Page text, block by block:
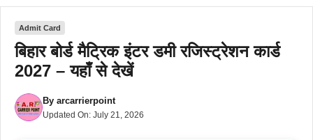
Admit Card
बिहार बोर्ड मैट्रिक इंटर डमी रजिस्ट्रेशन कार्ड
2027 – यहाँ से देखें
By arcarrierpoint
Updated On: July 21, 2026